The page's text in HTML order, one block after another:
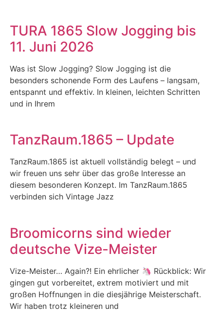
TURA 1865 Slow Jogging bis
11. Juni 2026
Was ist Slow Jogging? Slow Jogging ist die
besonders schonende Form des Laufens – langsam,
entspannt und effektiv. In kleinen, leichten Schritten
und in Ihrem
TanzRaum.1865 – Update
TanzRaum.1865 ist aktuell vollständig belegt – und
wir freuen uns sehr über das große Interesse an
diesem besonderen Konzept. Im TanzRaum.1865
verbinden sich Vintage Jazz
Broomicorns sind wieder
deutsche Vize-Meister
Vize-Meister… Again?! Ein ehrlicher 🦄 Rückblick: Wir
gingen gut vorbereitet, extrem motiviert und mit
großen Hoffnungen in die diesjährige Meisterschaft.
Wir haben trotz kleineren und